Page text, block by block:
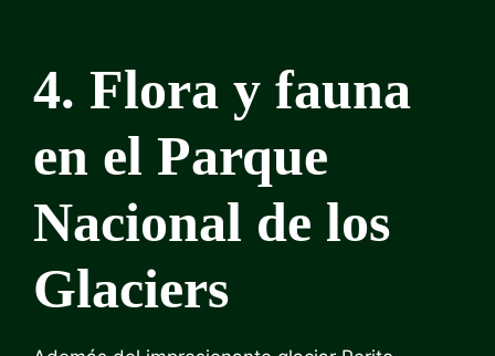
4. Flora y fauna
en el Parque
Nacional de los
Glaciers